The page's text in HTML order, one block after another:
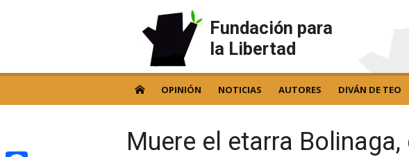
Fundación para
la Libertad
OPINIÓN NOTICIAS AUTORES DIVÁN DE TEO
Muere el etarra